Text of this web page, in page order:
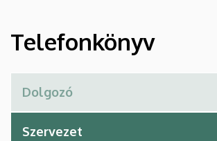
és
Egészségfejlesztési
Intézet
Telefonkönyv